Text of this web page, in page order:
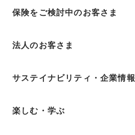
保険をご検討中のお客さま
法人のお客さま
サステイナビリティ・企業情報
楽しむ・学ぶ